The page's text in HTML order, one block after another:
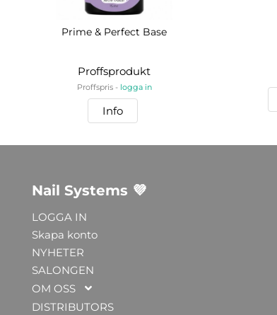
Prime & Perfect Base
Proffsprodukt
Proffspris - logga in
Info
Nail Systems 💜
LOGGA IN
Skapa konto
NYHETER
SALONGEN
OM OSS
DISTRIBUTORS